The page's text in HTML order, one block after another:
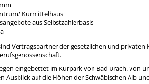
Kurmittelhaus
aus Selbstzahlerbasis
Vertragspartner der gesetzlichen und privaten
eingebettet im Kurpark von Bad Urach. Von
Ausblick auf die Höhen der Schwäbischen Alb